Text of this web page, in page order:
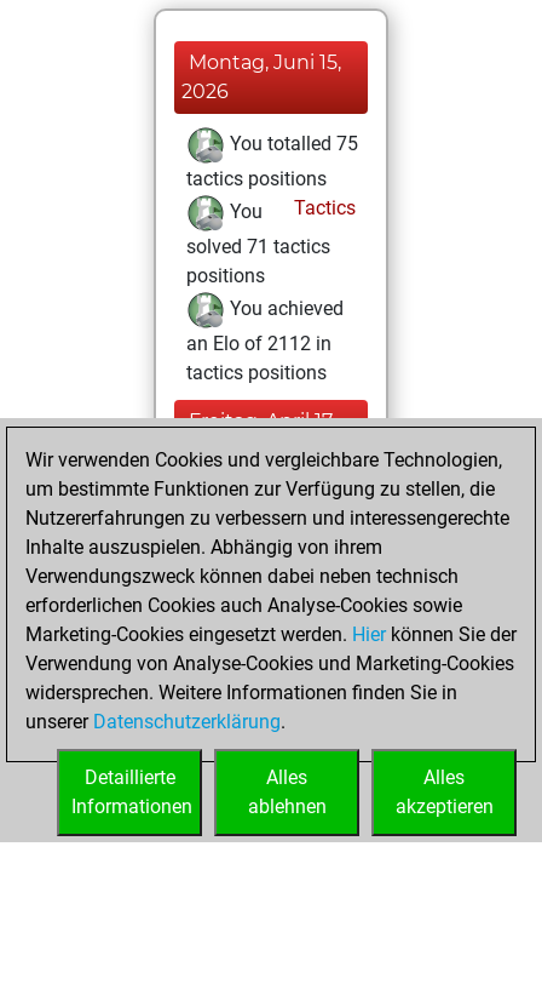
Montag, Juni 15,
2026
You totalled 75
tactics positions
Tactics
You
solved 71 tactics
positions
You achieved
an Elo of 2112 in
tactics positions
Freitag, April 17,
2026
You had a best
sprint of 57 positions
Tactics
You
created your Fritz
account
Fritz
You played 1
blitz games
Play
You scored +1
=0 -0 in blitz
Wir verwenden Cookies und vergleichbare Technologien,
um bestimmte Funktionen zur Verfügung zu stellen, die
Nutzererfahrungen zu verbessern und interessengerechte
Inhalte auszuspielen. Abhängig von ihrem
Verwendungszweck können dabei neben technisch
erforderlichen Cookies auch Analyse-Cookies sowie
Marketing-Cookies eingesetzt werden. Hierkönnen Sie der
Verwendung von Analyse-Cookies und Marketing-Cookies
widersprechen. Weitere Informationen finden Sie in
unserer Datenschutzerklärung.
Alles
akzeptieren
Alles
ablehnen
Detaillierte
Informationen